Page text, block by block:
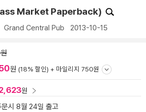
Market Paperback)
Grand Central Pub 2013-10-15
원 (18% 할인) + 마일리지 750원
원
문시 8월 24일 출고